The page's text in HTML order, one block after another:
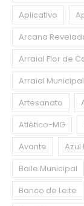
Aplicativo
Arcana
Arraial Flor de
Arraial Municipal
Artesanato
Atlético-MG
Avante
Azul
Baile Municipal
Banco de Leite